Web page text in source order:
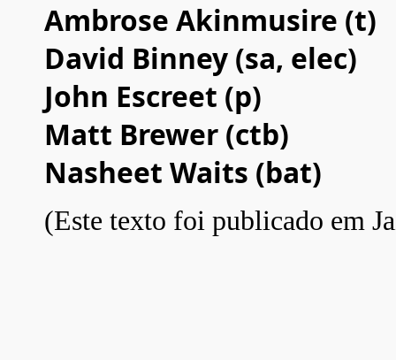
Ambrose Akinmusire (t)
David Binney (sa, elec)
John Escreet (p)
Matt Brewer (ctb)
Nasheet Waits (bat)
(Este texto foi publicado em